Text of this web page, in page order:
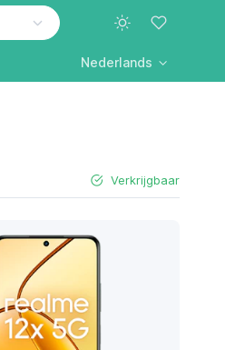
Nederlands
Verkrijgbaar